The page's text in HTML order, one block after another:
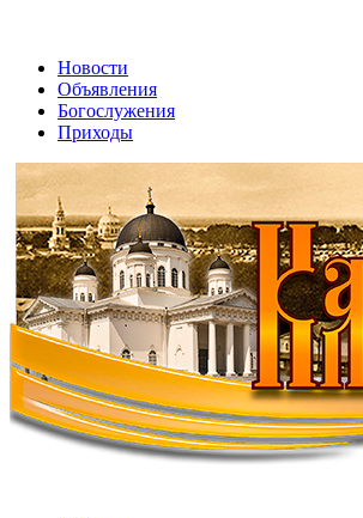
Новости
Объявления
Богослужения
Приходы